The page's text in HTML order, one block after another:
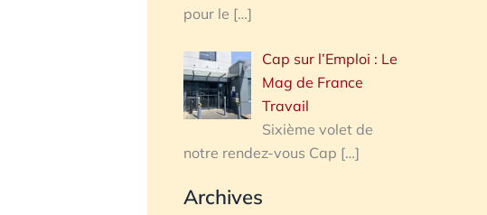
pour le […]
Cap sur l’Emploi : Le
Mag de France
Travail
Sixième volet de
notre rendez-vous Cap […]
Archives